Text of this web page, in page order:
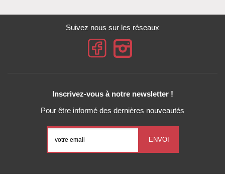
Suivez nous sur les réseaux
Inscrivez-vous à notre newsletter !
Pour être informé des dernières nouveautés